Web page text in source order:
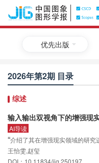
优先出版
2026年第2期 目录
综述
输入输出双视角下的增强现
AI导读
“介绍了其在增强现实领域的研
交互技术全景框架，为解决多模
王怡雯,赵玺
DOI：10.11834/jig.250197